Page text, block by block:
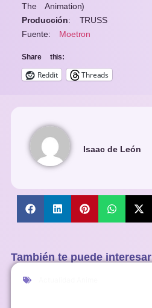
The Animation)
Producción: TRUSS
Fuente: Moetron
Share this:
Reddit Threads
Isaac de León
También te puede interesar